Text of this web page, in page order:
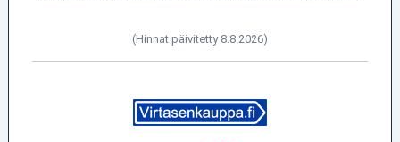
(Hinnat päivitetty 8.8.2026)